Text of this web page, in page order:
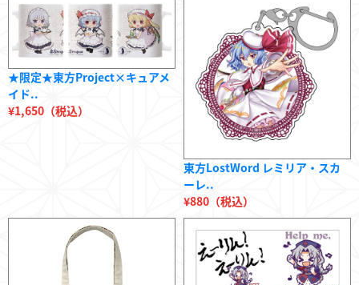
★限定★東方Project×キュアメ
イド..
¥1,650（税込）
東方LostWord レミリア・スカ
ーレ..
¥880（税込）